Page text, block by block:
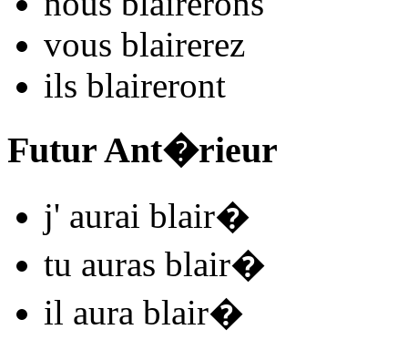
vous blairerez
ils blaireront
Futur Ant�rieur
j' aurai blair�
tu auras blair�
il aura blair�